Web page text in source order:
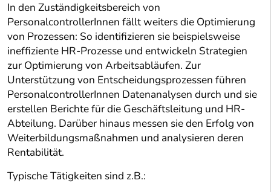
In den Zuständigkeitsbereich von
PersonalcontrollerInnen fällt weiters die Optimierung
von Prozessen: So identifizieren sie beispielsweise
ineffiziente HR-Prozesse und entwickeln Strategien
zur Optimierung von Arbeitsabläufen. Zur
Unterstützung von Entscheidungsprozessen führen
PersonalcontrollerInnen Datenanalysen durch und sie
erstellen Berichte für die Geschäftsleitung und HR-
Abteilung. Darüber hinaus messen sie den Erfolg von
Weiterbildungsmaßnahmen und analysieren deren
Rentabilität.
Typische Tätigkeiten sind z.B.: